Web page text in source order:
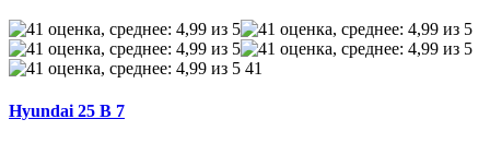
41
Hyundai 25 B 7